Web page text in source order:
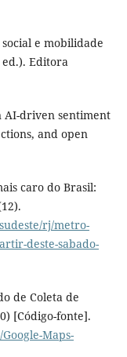
social e mobilidade
ed.). Editora
AI-driven sentiment
and open
caro do Brasil:
rj/metro-
deste-sabado-
de Coleta de
[Código-fonte].
Maps-